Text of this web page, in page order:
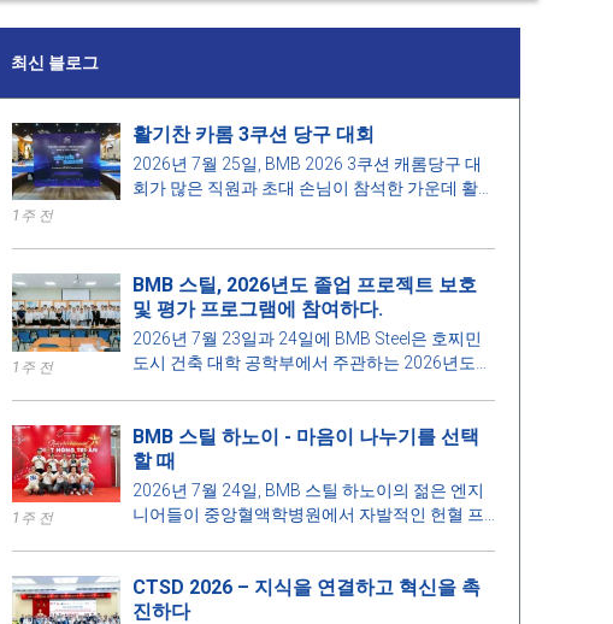
최신 블로그
1주 전
활기찬 카롬 3쿠션 당구 대회
2026년 7월 25일, BMB 2026 3쿠션 캐롬당구 대
회가 많은 직원과 초대 손님이 참석한 가운데 활기
1주 전
BMB 스틸, 2026년도 졸업 프로젝트 보호
및 평가 프로그램에 참여하다.
2026년 7월 23일과 24일에 BMB Steel은 호찌민
도시 건축 대학 공학부에서 주관하는 2026년도
대감을 강화하고, 건설 산업의 발전 요구에 부응하
여 교육의 질을 높이는 의미 있는 활동입니다.
1주 전
BMB 스틸 하노이 - 마음이 나누기를 선택
할 때
2026년 7월 24일, BMB 스틸 하노이의 젊은 엔지
니어들이 중앙혈액학병원에서 자발적인 헌혈 프
CTSD 2026 – 지식을 연결하고 혁신을 촉
진하다